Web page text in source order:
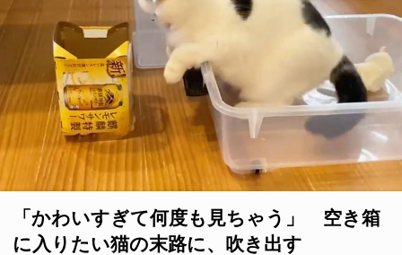
「かわいすぎて何度も見ちゃう」 空き箱
に入りたい猫の末路に、吹き出す